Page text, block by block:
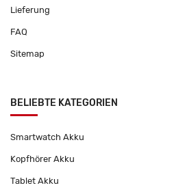
Lieferung
FAQ
Sitemap
BELIEBTE KATEGORIEN
Smartwatch Akku
Kopfhörer Akku
Tablet Akku